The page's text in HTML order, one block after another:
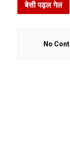
बेसी पढ़ल गेल
No